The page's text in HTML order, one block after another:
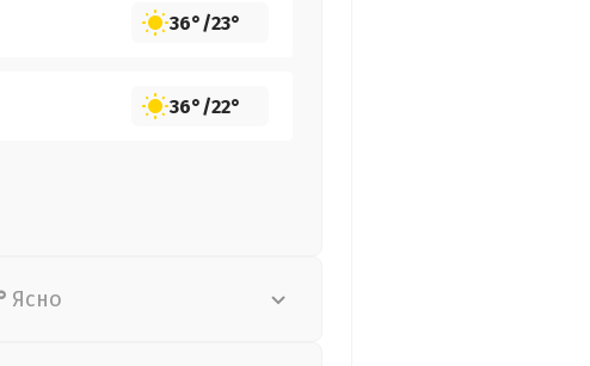
36°/23°
36°/22°
Ясно